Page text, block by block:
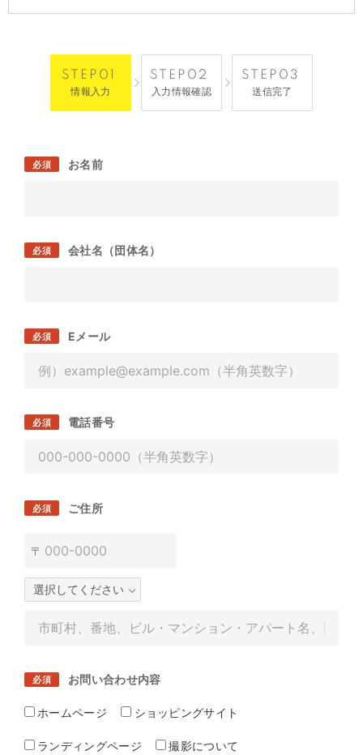
情報入力 入力情報確認 送信完了
必須 お名前
必須 会社名（団体名）
必須 Eメール
必須 電話番号
必須 ご住所
〒
必須 お問い合わせ内容
ホームページ ショッピングサイト
ランディングページ 撮影について